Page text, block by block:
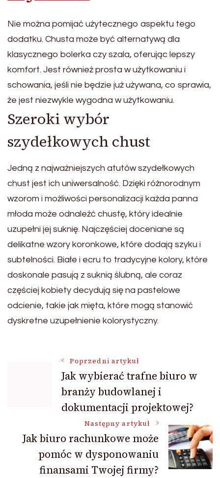
Nie można pomijać użytecznego aspektu tego
dodatku. Chusta może być alternatywą dla
klasycznego bolerka czy szala, oferując lepszy
komfort. Jest również prosta w użytkowaniu i
schowania, jeśli nie będzie już używana, co sprawia,
że jest niezwykle wygodna w użytkowaniu.
Szeroki wybór
szydełkowych chust
Jedną z najważniejszych atutów szydełkowych
chust jest ich uniwersalność. Dzięki różnorodnym
wzorom i możliwości personalizacji każda panna
młoda może odnaleźć chustę, który idealnie
uzupełni jej suknię. Najczęściej doceniane są
delikatne wzory koronkowe, które dodają szyku i
subtelności. Białe i ecru to tradycyjne kolory, które
doskonale pasują z suknią ślubną, ale coraz
częściej kobiety decydują się na pastelowe
odcienie, takie jak mięta, które mogą stanowić
dyskretne uzupełnienie kolorystyczny.
Nawigacja
wpisu
Poprzedni artykuł
Jak wybierać trafne biuro w
branży budowlanej i
dokumentacji projektowej?
Następny artykuł
Jak biuro rachunkowe może
pomóc w dysponowaniu
finansami Twojej firmy?